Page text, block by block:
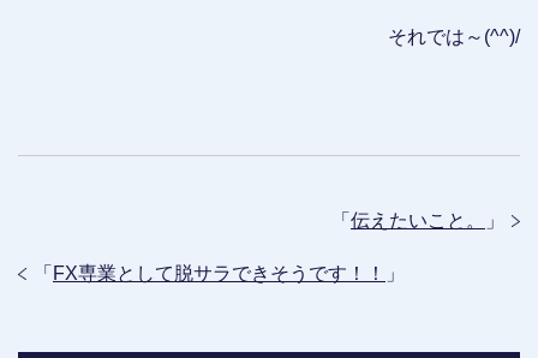
それでは～(^^)/
「 伝えたいこと。 」
「 FX専業として脱サラできそうです！！ 」